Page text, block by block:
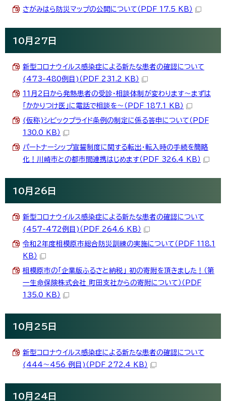
さがみはら防災マップの公開について（PDF 17.5 KB）
10月27日
新型コロナウイルス感染症による新たな患者の確認について
(473-480例目)（PDF 231.2 KB）
11月2日から発熱患者の受診・相談体制が変わります～まずは
「かかりつけ医」に電話で相談を～（PDF 187.1 KB）
(仮称)シビックプライド条例の制定に係る答申について（PDF
130.0 KB）
パートナーシップ宣誓制度に関する転出・転入時の手続を簡略
化！川崎市との都市間連携はじめます（PDF 326.4 KB）
10月26日
新型コロナウイルス感染症による新たな患者の確認について
(457-472例目)（PDF 264.6 KB）
令和2年度相模原市総合防災訓練の実施について（PDF 118.1
KB）
相模原市の「企業版ふるさと納税」 初の寄附を頂きました！（第
一生命保険株式会社 町田支社からの寄附について）（PDF
135.0 KB）
10月25日
新型コロナウイルス感染症による新たな患者の確認について
(444～456 例目)（PDF 272.4 KB）
10月24日